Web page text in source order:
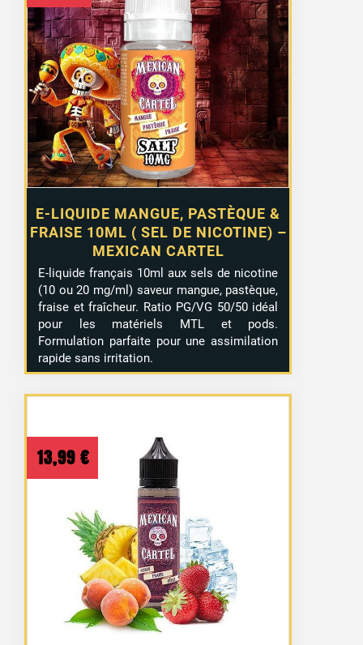
E-LIQUIDE MANGUE, PASTÈQUE &
FRAISE 10ML ( SEL DE NICOTINE) –
MEXICAN CARTEL
E-liquide français 10ml aux sels de nicotine
(10 ou 20 mg/ml) saveur mangue, pastèque,
fraise et fraîcheur. Ratio PG/VG 50/50 idéal
pour les matériels MTL et pods.
Formulation parfaite pour une assimilation
rapide sans irritation.
13,99 €